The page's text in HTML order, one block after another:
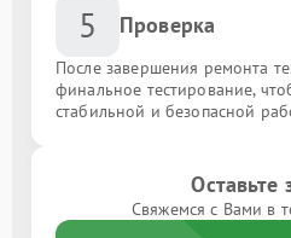
5 Проверка
После завершения ремонта
финальное тестирование,
стабильной и безопасной
Оставьте
Свяжемся с Вами в